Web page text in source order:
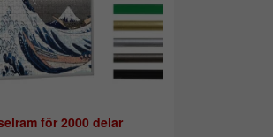
för 2000 delar